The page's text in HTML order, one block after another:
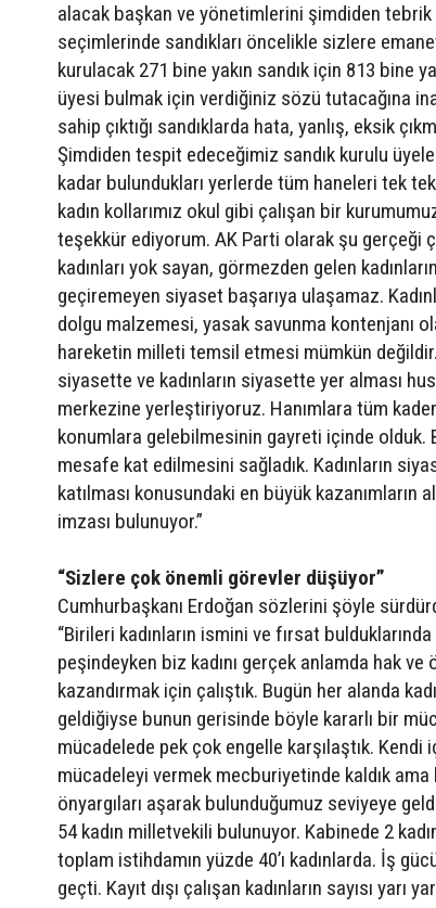
alacak başkan ve yönetimlerini şimdiden tebrik
seçimlerinde sandıkları öncelikle sizlere
kurulacak 271 bine yakın sandık için 813 bine
üyesi bulmak için verdiğiniz sözü tutacağına
sahip çıktığı sandıklarda hata, yanlış, eksik
Şimdiden tespit edeceğimiz sandık kurulu
kadar bulundukları yerlerde tüm haneleri tek
kadın kollarımız okul gibi çalışan bir
teşekkür ediyorum. AK Parti olarak şu gerçeği
kadınları yok sayan, görmezden gelen
geçiremeyen siyaset başarıya ulaşamaz.
dolgu malzemesi, yasak savunma kontenjanı
hareketin milleti temsil etmesi mümkün
siyasette ve kadınların siyasette yer alması
merkezine yerleştiriyoruz. Hanımlara tüm
konumlara gelebilmesinin gayreti içinde olduk.
mesafe kat edilmesini sağladık. Kadınların
katılması konusundaki en büyük kazanımların
imzası bulunuyor.”
“Sizlere çok önemli görevler düşüyor”
Cumhurbaşkanı Erdoğan sözlerini şöyle
“Birileri kadınların ismini ve fırsat
peşindeyken biz kadını gerçek anlamda hak ve
kazandırmak için çalıştık. Bugün her alanda
geldiğiyse bunun gerisinde böyle kararlı bir
mücadelede pek çok engelle karşılaştık. Kendi
mücadeleyi vermek mecburiyetinde kaldık
önyargıları aşarak bulunduğumuz seviyeye
54 kadın milletvekili bulunuyor. Kabinede 2
toplam istihdamın yüzde 40’ı kadınlarda. İş
geçti. Kayıt dışı çalışan kadınların sayısı yarı